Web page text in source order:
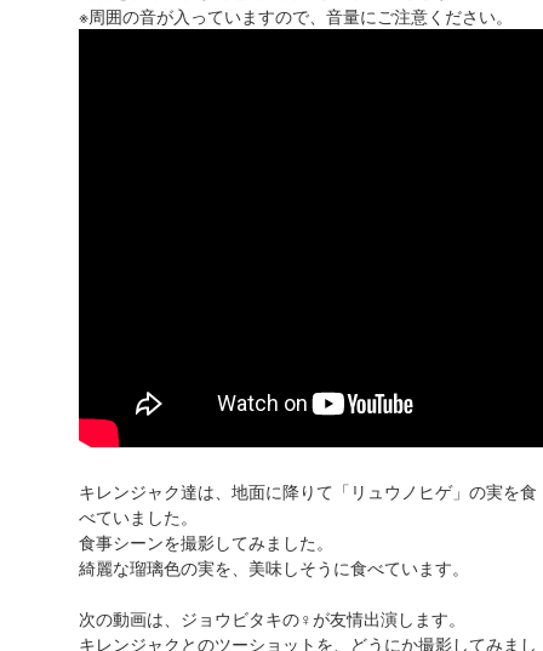
※周囲の音が入っていますので、音量にご注意ください。
キレンジャク達は、地面に降りて「リュウノヒゲ」の実を食
べていました。
食事シーンを撮影してみました。
綺麗な瑠璃色の実を、美味しそうに食べています。
次の動画は、ジョウビタキの♀が友情出演します。
キレンジャクとのツーショットを、どうにか撮影してみまし